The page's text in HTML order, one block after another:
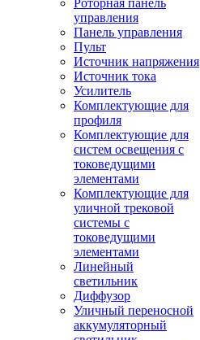
Роторная панель
управления
Панель управления
Пульт
Источник напряжения
Источник тока
Усилитель
Комплектующие для
профиля
Комплектующие для
систем освещения с
токоведущими
элементами
Комплектующие для
уличной трековой
системы с
токоведущими
элементами
Линейный
светильник
Диффузор
Уличный переносной
аккумуляторный